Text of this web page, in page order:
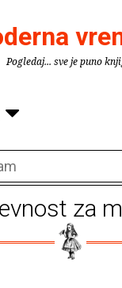
Pogledaj... sve je puno
za